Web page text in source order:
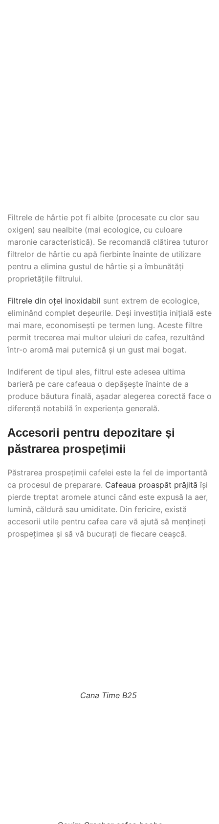
Filtrele de hârtie pot fi albite (procesate cu clor sau
oxigen) sau nealbite (mai ecologice, cu culoare
maronie caracteristică). Se recomandă clătirea tuturor
filtrelor de hârtie cu apă fierbinte înainte de utilizare
pentru a elimina gustul de hârtie și a îmbunătăți
proprietățile filtrului.
Filtrele din oțel inoxidabil sunt extrem de ecologice,
eliminând complet deșeurile. Deși investiția inițială este
mai mare, economisești pe termen lung. Aceste filtre
permit trecerea mai multor uleiuri de cafea, rezultând
într-o aromă mai puternică și un gust mai bogat.
Indiferent de tipul ales, filtrul este adesea ultima
barieră pe care cafeaua o depășește înainte de a
produce băutura finală, așadar alegerea corectă face o
diferență notabilă în experiența generală.
Accesorii pentru depozitare și
păstrarea prospețimii
Păstrarea prospețimii cafelei este la fel de importantă
ca procesul de preparare. Cafeaua proaspăt prăjită își
pierde treptat aromele atunci când este expusă la aer,
lumină, căldură sau umiditate. Din fericire, există
accesorii utile pentru cafea care vă ajută să mențineți
prospețimea și să vă bucurați de fiecare ceașcă.
Cana Time B25